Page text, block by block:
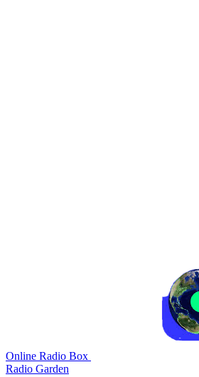
Online Radio Box
Radio Garden